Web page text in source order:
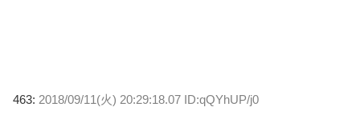
463: 2018/09/11(火) 20:29:18.07 ID:qQYhUP/j0